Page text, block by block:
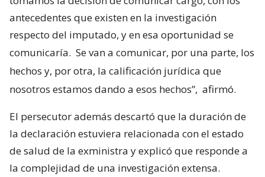
antecedentes que existen en la investigación
respecto del imputado, y en esa oportunidad se
comunicaría. Se van a comunicar, por una parte, los
hechos y, por otra, la calificación jurídica que
nosotros estamos dando a esos hechos”, afirmó.
El persecutor además descartó que la duración de
la declaración estuviera relacionada con el estado
de salud de la exministra y explicó que responde a
la complejidad de una investigación extensa.